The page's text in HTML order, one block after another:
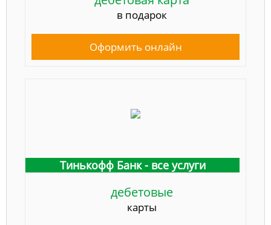
в подарок
Оформить онлайн
Тинькофф Банк - все услуги
дебетовые
карты